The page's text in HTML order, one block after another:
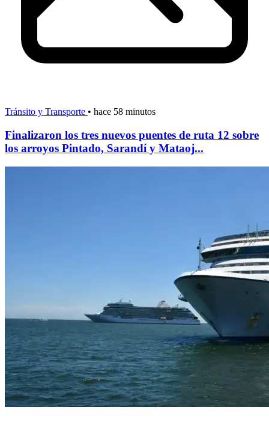
Tránsito y Transporte • hace 58 minutos
Finalizaron los tres nuevos puentes de ruta 12 sobre
los arroyos Pintado, Sarandí y Mataoj...